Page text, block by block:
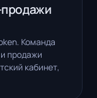
Команда
продажи
кабинет,